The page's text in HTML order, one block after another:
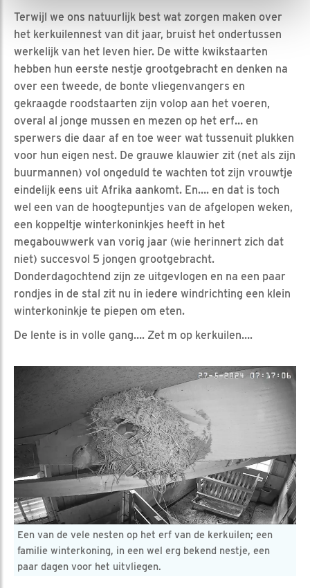
Terwijl we ons natuurlijk best wat zorgen maken over
het kerkuilennest van dit jaar, bruist het ondertussen
werkelijk van het leven hier. De witte kwikstaarten
hebben hun eerste nestje grootgebracht en denken na
over een tweede, de bonte vliegenvangers en
gekraagde roodstaarten zijn volop aan het voeren,
overal al jonge mussen en mezen op het erf… en
sperwers die daar af en toe weer wat tussenuit plukken
voor hun eigen nest. De grauwe klauwier zit (net als zijn
buurmannen) vol ongeduld te wachten tot zijn vrouwtje
eindelijk eens uit Afrika aankomt. En…. en dat is toch
wel een van de hoogtepuntjes van de afgelopen weken,
een koppeltje winterkoninkjes heeft in het
megabouwwerk van vorig jaar (wie herinnert zich dat
niet) succesvol 5 jongen grootgebracht.
Donderdagochtend zijn ze uitgevlogen en na een paar
rondjes in de stal zit nu in iedere windrichting een klein
winterkoninkje te piepen om eten.
De lente is in volle gang…. Zet m op kerkuilen….
Een van de vele nesten op het erf van de kerkuilen; een
familie winterkoning, in een wel erg bekend nestje, een
paar dagen voor het uitvliegen.